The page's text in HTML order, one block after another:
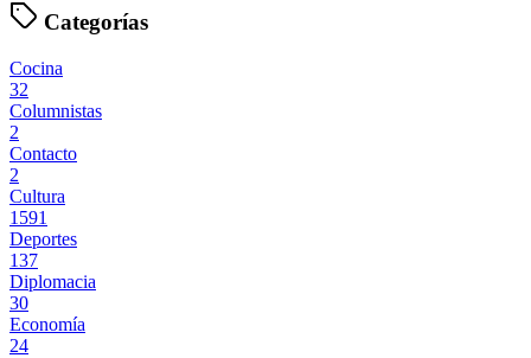
Categorías
Cocina
32
Columnistas
2
Contacto
2
Cultura
1591
Deportes
137
Diplomacia
30
Economía
24